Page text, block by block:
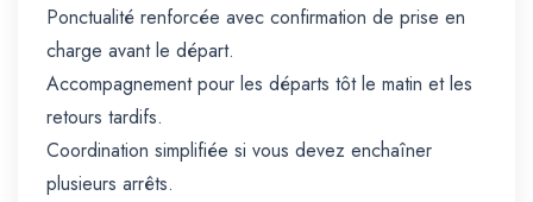
Ponctualité renforcée avec confirmation de prise en
charge avant le départ.
Accompagnement pour les départs tôt le matin et les
retours tardifs.
Coordination simplifiée si vous devez enchaîner
plusieurs arrêts.